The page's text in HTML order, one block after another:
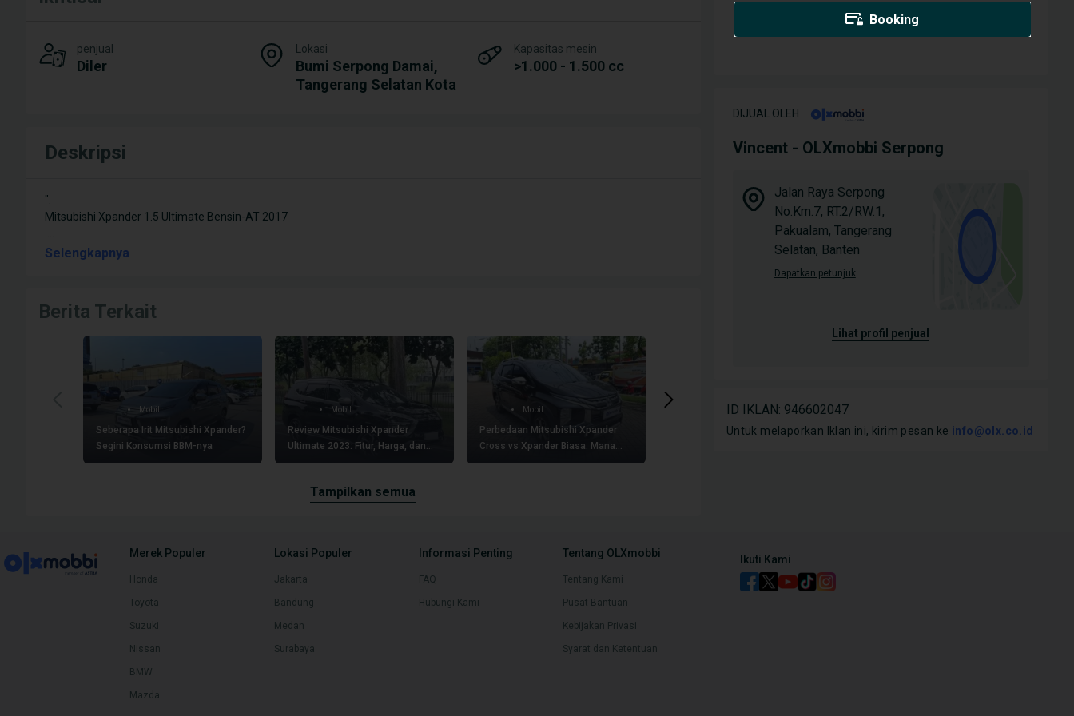
penjual
Diler
Lokasi
Bumi Serpong Damai,
Tangerang Selatan Kota
Kapasitas mesin
>1.000 - 1.500 cc
Deskripsi
".
Mitsubishi Xpander 1.5 Ultimate Bensin-AT 2017
Selengkapnya
Berita Terkait
Mobil
Seberapa Irit Mitsubishi Xpander?
Segini Konsumsi BBM-nya
Mobil
Review Mitsubishi Xpander
Ultimate 2023: Fitur, Harga, dan
Kelebihan
Mobil
Perbedaan Mitsubishi Xpander
Cross vs Xpander Biasa: Mana
yang Lebih Worth It?
Pilih Tipe Mitsubishi Xpander yang
Cocok Buat Keluarga, Ini 7
tampilkan semua
Booking
DIJUAL OLEH
Vincent - OLXmobbi Serpong
Jalan Raya Serpong
No.Km.7, RT.2/RW.1,
Pakualam, Tangerang
Selatan, Banten
Dapatkan petunjuk
lihat profil penjual
ID IKLAN: 946602047
Untuk melaporkan Iklan ini, kirim pesan ke info@olx.co.id
Merek Populer
Honda
Toyota
Suzuki
Nissan
BMW
Mazda
Lokasi Populer
Jakarta
Bandung
Medan
Surabaya
Informasi Penting
FAQ
Hubungi Kami
Tentang OLXmobbi
Tentang Kami
Pusat Bantuan
Kebijakan Privasi
Syarat dan Ketentuan
Ikuti Kami